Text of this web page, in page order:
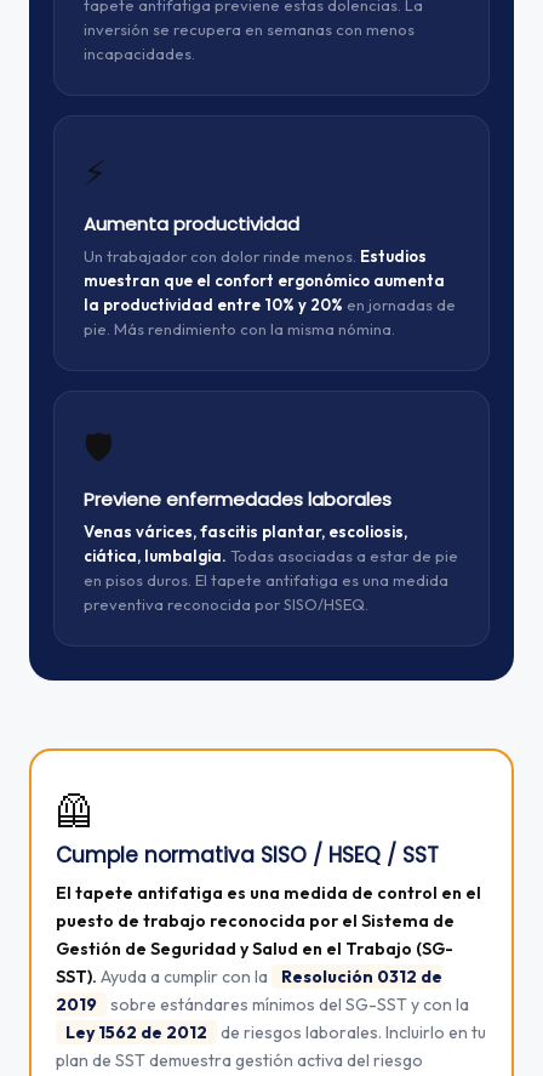
tapete antifatiga previene estas dolencias. La
inversión se recupera en semanas con menos
incapacidades.
⚡
Aumenta productividad
Un trabajador con dolor rinde menos. Estudios
muestran que el confort ergonómico aumenta
la productividad entre 10% y 20% en jornadas de
pie. Más rendimiento con la misma nómina.
🛡️
Previene enfermedades laborales
Venas várices, fascitis plantar, escoliosis,
ciática, lumbalgia. Todas asociadas a estar de pie
en pisos duros. El tapete antifatiga es una medida
preventiva reconocida por SISO/HSEQ.
🦺
Cumple normativa SISO / HSEQ / SST
El tapete antifatiga es una medida de control en el
puesto de trabajo reconocida por el Sistema de
Gestión de Seguridad y Salud en el Trabajo (SG-
SST). Ayuda a cumplir con la
Resolución 0312 de
2019
sobre estándares mínimos del SG-SST y con la
Ley 1562 de 2012
de riesgos laborales. Incluirlo en tu
plan de SST demuestra gestión activa del riesgo